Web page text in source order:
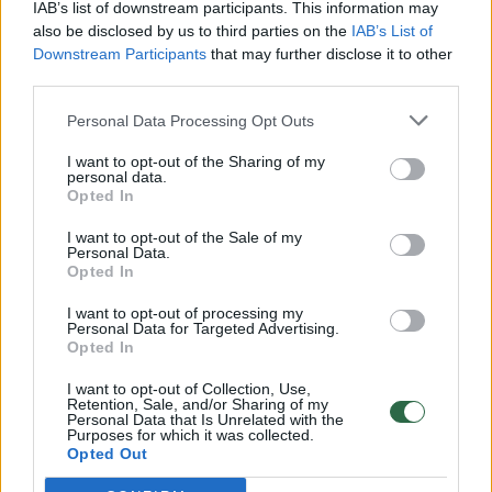
IAB’s list of downstream participants. This information may
also be disclosed by us to third parties on the IAB’s List of
Downstream Participants that may further disclose it to other
Personal Data Processing Opt Outs
I want to opt-out of the Sharing of my
personal data.
Opted In
I want to opt-out of the Sale of my
Personal Data.
Opted In
I want to opt-out of processing my
Personal Data for Targeted Advertising.
Opted In
I want to opt-out of Collection, Use,
Retention, Sale, and/or Sharing of my
Personal Data that Is Unrelated with the
Purposes for which it was collected.
Opted Out
vaiko gyvybių išgelbėti nepavyko
Žinios | Lietuvos diena
00:00:57
32 laipsnių šilumos
Žinios | Orai
V. Zalužno pasisakymą laiko bandymu įsitvirtinti
Ukrainos politikoje: jis yra neteisus
Laidos Nauja diena
00:00:59
Nufilmavo, kaip patvino Vilniaus Vakarinis aplinkkelis:
vaizdas pribloškia
Žinios | Lietuvos diena